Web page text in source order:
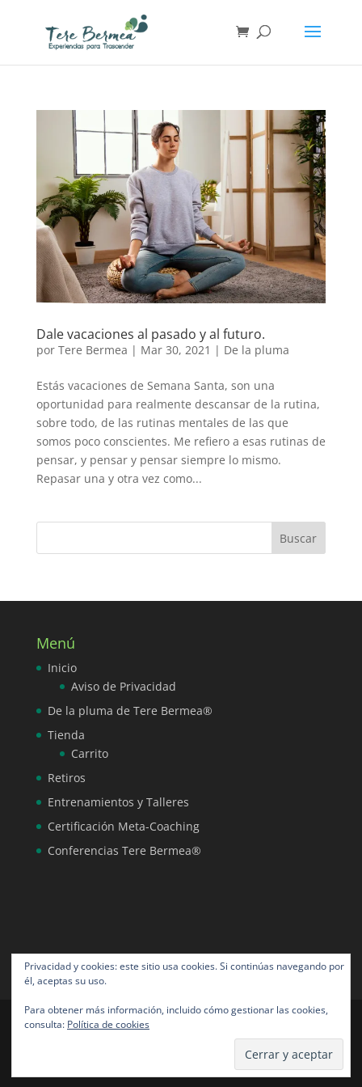
Dale vacaciones al pasado y al futuro.
por Tere Bermea | Mar 30, 2021 | De la pluma
Estás vacaciones de Semana Santa, son una
oportunidad para realmente descansar de la rutina,
sobre todo, de las rutinas mentales de las que
somos poco conscientes. Me refiero a esas rutinas de
pensar, y pensar y pensar siempre lo mismo.
Repasar una y otra vez como...
Menú
Inicio
Aviso de Privacidad
De la pluma de Tere Bermea®
Tienda
Carrito
Retiros
Entrenamientos y Talleres
Certificación Meta-Coaching
Conferencias Tere Bermea®
Tere Bermea® todos los derechos reservados |
Diseño por NeoAngora Studios
Privacidad y cookies: este sitio usa cookies. Si continúas navegando por
él, aceptas su uso.
Para obtener más información, incluido cómo gestionar las cookies,
consulta: Política de cookies